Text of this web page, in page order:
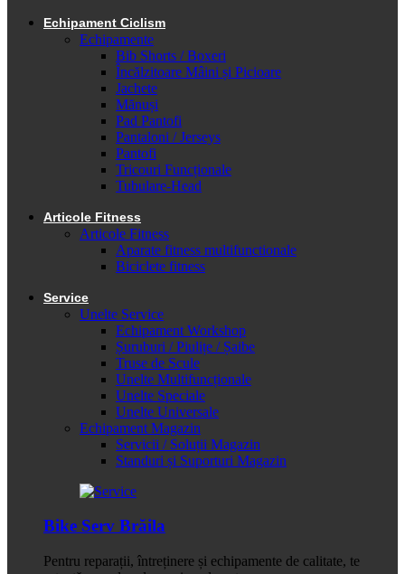
Echipament Ciclism
Echipamente
Bib Shorts / Boxeri
Încălzitoare Mâini și Picioare
Jachete
Mănuși
Pad Pantofi
Pantaloni / Jerseys
Pantofi
Tricouri Funcționale
Tubulare-Head
Articole Fitness
Articole Fitness
Aparate fitness multifunctionale
Biciclete fitness
Service
Unelte Service
Echipament Workshop
Șuruburi / Piulițe / Șaibe
Truse de Scule
Unelte Multifuncționale
Unelte Speciale
Unelte Universale
Echipament Magazin
Servicii / Soluții Magazin
Standuri și Suporturi Magazin
Bike Serv Brăila
Pentru reparații, întreținere și echipamente de calitate, te